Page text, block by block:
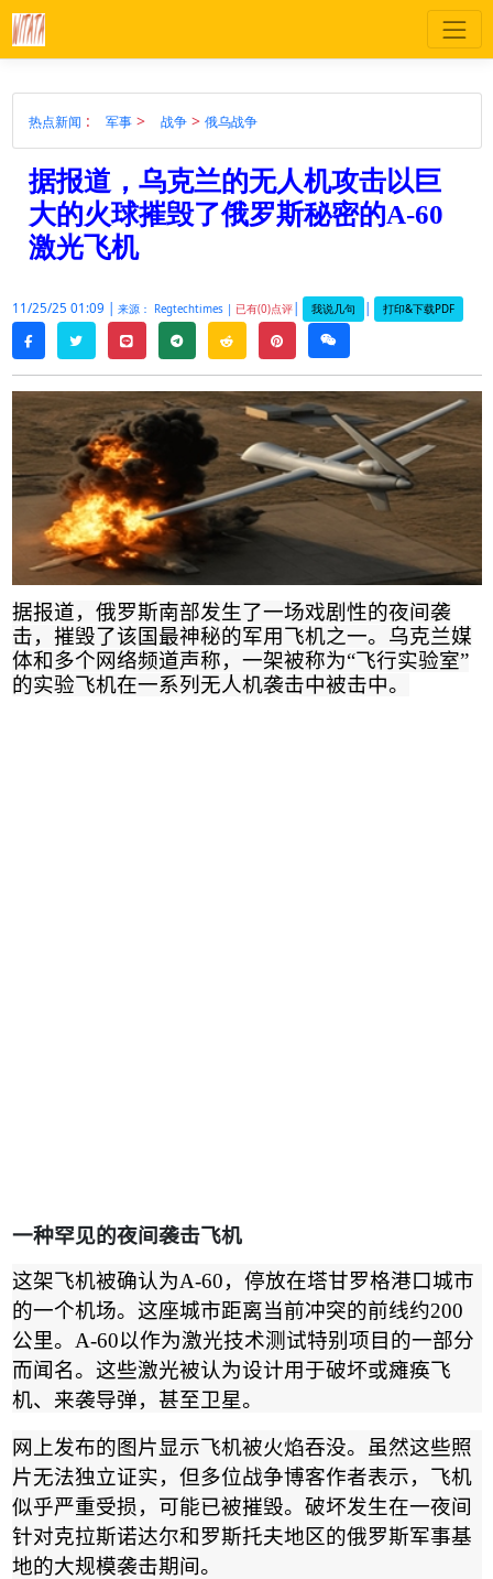
热点新闻 : 军事> 战争 > 俄乌战争
据报道，乌克兰的无人机攻击以巨
大的火球摧毁了俄罗斯秘密的A-60
激光飞机
11/25/25 01:09 | 来源： Regtechtimes | 已有(0)点评| 我说几句 | 打印&下载PDF
facebooktwitterline telegramreddit pinterestweixin
据报道，俄罗斯南部发生了一场戏剧性的夜间袭
击，摧毁了该国最神秘的军用飞机之一。乌克兰媒
体和多个网络频道声称，一架被称为“飞行实验室”
的实验飞机在一系列无人机袭击中被击中。
一种罕见的夜间袭击飞机
这架飞机被确认为A-60，停放在塔甘罗格港口城市
的一个机场。这座城市距离当前冲突的前线约200
公里。 A-60以作为激光技术测试特别项目的一部分
而闻名。这些激光被认为设计用于破坏或瘫痪飞
机、来袭导弹，甚至卫星。
网上发布的图片显示飞机被火焰吞没。虽然这些照
片无法独立证实，但多位战争博客作者表示，飞机
似乎严重受损，可能已被摧毁。破坏发生在一夜间
针对克拉斯诺达尔和罗斯托夫地区的俄罗斯军事基
地的大规模袭击期间。